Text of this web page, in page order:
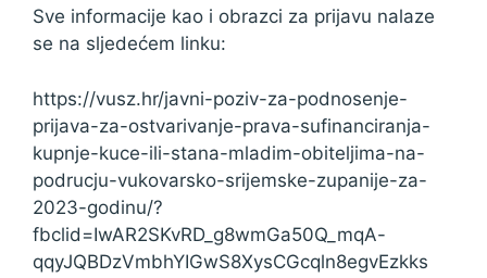
Sve informacije kao i obrazci za prijavu nalaze
se na sljedećem linku:
https://vusz.hr/javni-poziv-za-podnosenje-
prijava-za-ostvarivanje-prava-sufinanciranja-
kupnje-kuce-ili-stana-mladim-obiteljima-na-
podrucju-vukovarsko-srijemske-zupanije-za-
2023-godinu/?
fbclid=IwAR2SKvRD_g8wmGa50Q_mqA-
qqyJQBDzVmbhYIGwS8XysCGcqln8egvEzkks